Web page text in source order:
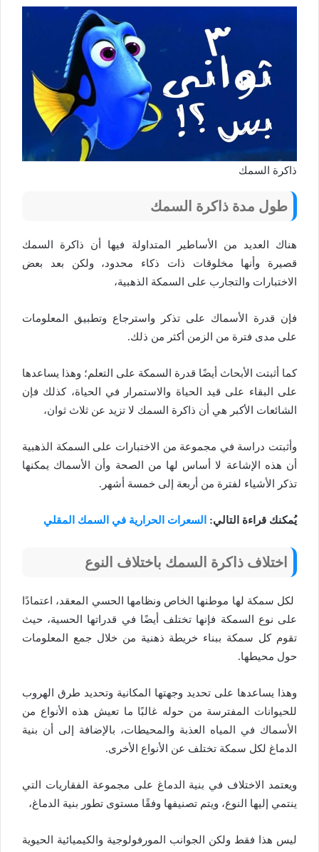
ذاكرة السمك
طول مدة ذاكرة السمك
هناك العديد من الأساطير المتداولة فيها أن ذاكرة السمك
قصيرة وأنها مخلوقات ذات ذكاء محدود، ولكن بعد بعض
الاختبارات والتجارب على السمكة الذهبية،
فإن قدرة الأسماك على تذكر واسترجاع وتطبيق المعلومات
على مدى فترة من الزمن أكثر من ذلك.
كما أثبتت الأبحاث أيضًا قدرة السمكة على التعلم؛ وهذا يساعدها
على البقاء على قيد الحياة والاستمرار في الحياة، كذلك فإن
الشائعات الأكبر هي أن ذاكرة السمك لا تزيد عن ثلاث ثوان،
وأثبتت دراسة في مجموعة من الاختبارات على السمكة الذهبية
أن هذه الإشاعة لا أساس لها من الصحة وأن الأسماك يمكنها
تذكر الأشياء لفترة من أربعة إلى خمسة أشهر.
يُمكنك قراءة التالي: السعرات الحرارية في السمك المقلي
اختلاف ذاكرة السمك باختلاف النوع
لكل سمكة لها موطنها الخاص ونظامها الحسي المعقد، اعتمادًا
على نوع السمكة فإنها تختلف أيضًا في قدراتها الحسية، حيث
تقوم كل سمكة ببناء خريطة ذهنية من خلال جمع المعلومات
حول محيطها.
وهذا يساعدها على تحديد وجهتها المكانية وتحديد طرق الهروب
للحيوانات المفترسة من حوله غالبًا ما تعيش هذه الأنواع من
الأسماك في المياه العذبة والمحيطات، بالإضافة إلى أن بنية
الدماغ لكل سمكة تختلف عن الأنواع الأخرى.
ويعتمد الاختلاف في بنية الدماغ على مجموعة الفقاريات التي
ينتمي إليها النوع، ويتم تصنيفها وفقًا مستوى تطور بنية الدماغ،
ليس هذا فقط ولكن الجوانب المورفولوجية والكيميائية الحيوية